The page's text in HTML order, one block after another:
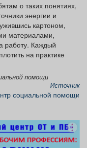
о таких понятиях,
энергии и
картоном,
материалами,
работу. Каждый
на практике
помощи
Источник
социальной помощи